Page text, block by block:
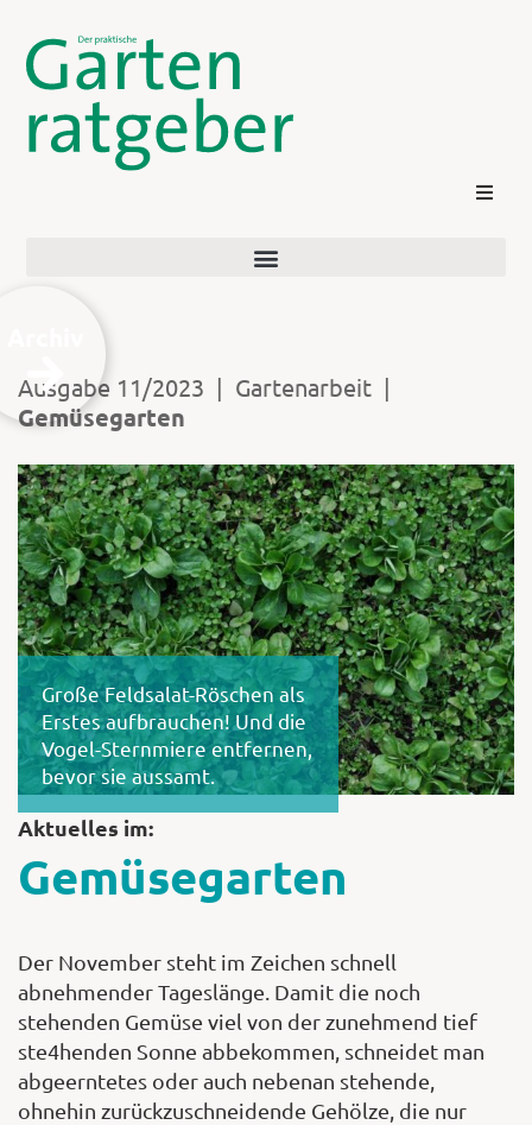
Login
Shop
Ausgabe 11/2023 | Gartenarbeit |
Gemüsegarten
Große Feldsalat-Röschen als
Erstes aufbrauchen! Und die
Vogel-Sternmiere entfernen,
bevor sie aussamt.
Aktuelles im:
Gemüsegarten
Der November steht im Zeichen schnell
abnehmender Tageslänge. Damit die noch
stehenden Gemüse viel von der zunehmend tief
ste4henden Sonne abbekommen, schneidet man
abgeerntetes oder auch nebenan stehende,
ohnehin zurückzuschneidende Gehölze, die nur